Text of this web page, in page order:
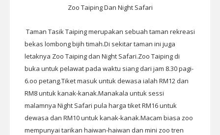
Zoo Taiping Dan Night Safari
Taman Tasik Taiping merupakan sebuah taman rekreasi
bekas lombong bijih timah.Di sekitar taman ini juga
letaknya Zoo Taiping dan Night Safari.Zoo Taiping di
buka untuk pelawat pada waktu siang dari jam 8.30 pagi-
6.oo petang.Tiket masuk untuk dewasa ialah RM12 dan
RM8 untuk kanak-kanak.Manakala untuk sessi
malamnya Night Safari pula harga tiket RM16 untuk
dewasa dan RM10 untuk kanak-kanak.Macam biasa zoo
mempunyai tarikan haiwan-haiwan dan mini zoo tren